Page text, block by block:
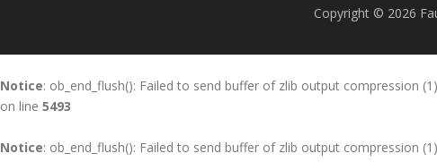
t
i
Copyright © 2026
Notice: ob_end_flush(): Failed to send buffer of zlib output compression
on line 5493
Notice: ob_end_flush(): Failed to send buffer of zlib output compression